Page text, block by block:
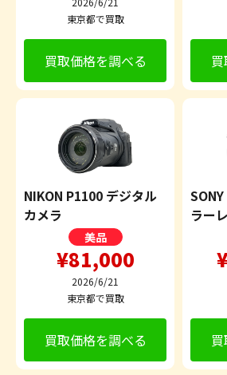
東京都で買取
買取価格を調べる
NIKON P1100 デジタル
カメラ
美品
¥81,000
2026/6/21
東京都で買取
買取価格を調べる
ラー